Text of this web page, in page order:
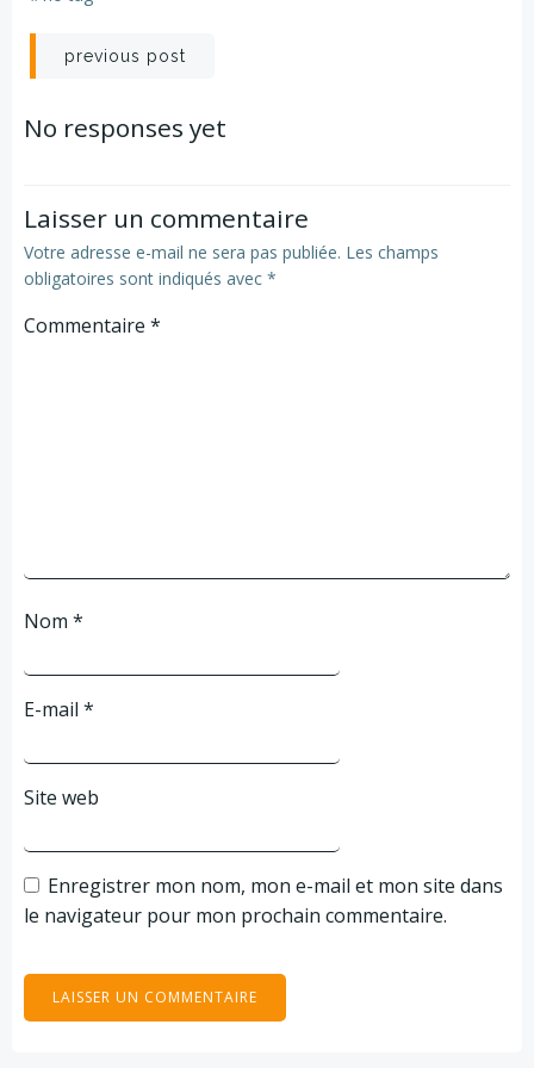
Navigation
de
previous post
No responses yet
Laisser un commentaire
Votre adresse e-mail ne sera pas publiée. Les champs
obligatoires sont indiqués avec *
Commentaire *
Nom *
E-mail *
Site web
Enregistrer mon nom, mon e-mail et mon site dans
le navigateur pour mon prochain commentaire.